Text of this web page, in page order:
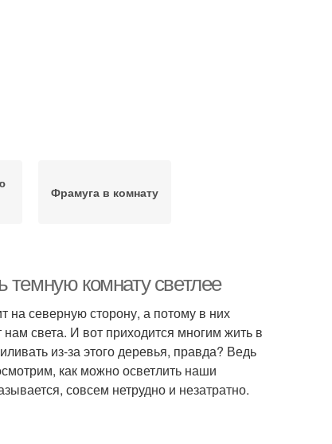
Фрамуга в комнату
темную комнату светлее
на северную сторону, а потому в них
света. И вот приходится многим жить в
из-за этого деревья, правда? Ведь
как можно осветлить наши
совсем нетрудно и незатратно.